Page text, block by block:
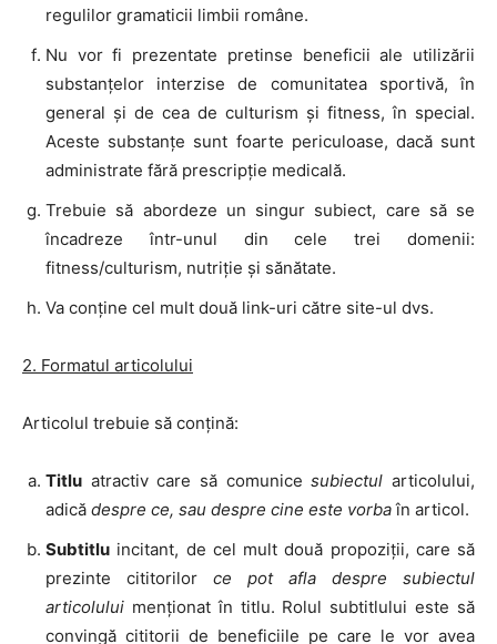
regulilor gramaticii limbii române.
Nu vor fi prezentate pretinse beneficii ale utilizării
substanţelor interzise de comunitatea sportivă, în
general şi de cea de culturism şi fitness, în special.
Aceste substanţe sunt foarte periculoase, dacă sunt
administrate fără prescripţie medicală.
Trebuie să abordeze un singur subiect, care să se
încadreze într-unul din cele trei domenii:
fitness/culturism, nutriţie şi sănătate.
Va conține cel mult două link-uri către site-ul dvs.
2. Formatul articolului
Articolul trebuie să conţină:
Titlu atractiv care să comunicesubiectul articolului,
adică despre ce, sau despre cine este vorbaîn articol.
Subtitlu incitant, de cel mult două propoziţii, care să
prezinte cititorilor ce pot afla despre subiectul
articolului menţionat în titlu. Rolul subtitlului este să
convingă cititorii de beneficiile pe care le vor avea